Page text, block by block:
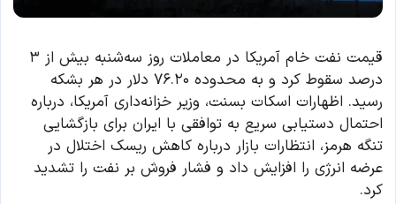
قیمت نفت خام آمریکا در معاملات روز سه‌شنبه بیش از ۳
درصد سقوط کرد و به محدوده ۷۶.۲۰ دلار در هر بشکه
رسید. اظهارات اسکات بسنت، وزیر خزانه‌داری آمریکا، درباره
احتمال دستیابی سریع به توافقی با ایران برای بازگشایی
تنگه هرمز، انتظارات بازار درباره کاهش ریسک اختلال در
عرضه انرژی را افزایش داد و فشار فروش بر نفت را تشدید
کرد.